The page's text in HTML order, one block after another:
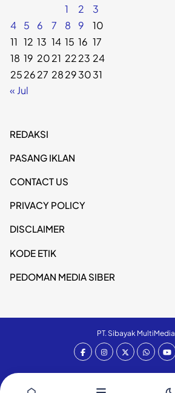
1
2
3
4
5 6 7 8 9
10
11 12 13 14 15 16 17
18 19 2021 2223 24
252627 28293031
« Jul
REDAKSI
PASANG IKLAN
CONTACT US
PRIVACY POLICY
DISCLAIMER
KODE ETIK
PEDOMAN MEDIA SIBER
PT. Sibayak MultiMedia